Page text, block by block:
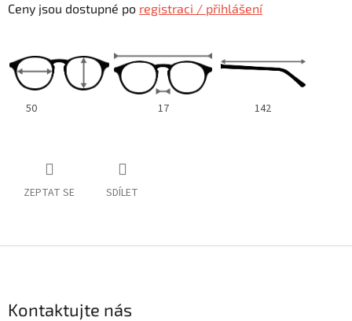
Ceny jsou dostupné po registraci / přihlášení
50 17 142
ZEPTAT SE SDÍLET
Kontaktujte nás